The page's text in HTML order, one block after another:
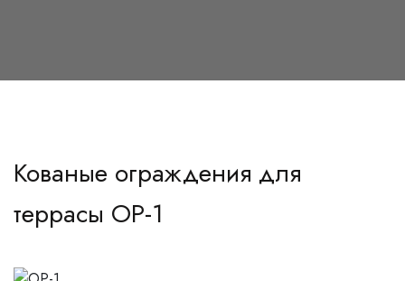
Кованые ограждения для
террасы OP-1